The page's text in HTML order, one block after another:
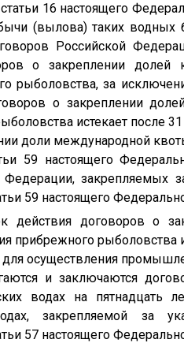
16 настоящего
(вылова) таких водных
Российской
о закреплении
рыболовства, за
о закреплении
истекает после
доли международной
59 настоящего
Федерации, закрепляемых
59 настоящего
действия договоров о
прибрежного
осуществления
и заключаются
водах на пятнадцать
закрепляемой за
57 настоящего